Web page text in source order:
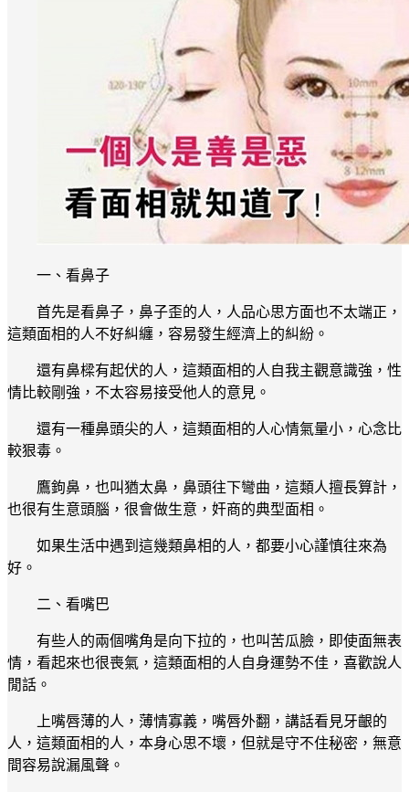
一、看鼻子
首先是看鼻子，鼻子歪的人，人品心思方面也不太端正，
這類面相的人不好糾纏，容易發生經濟上的糾紛。
還有鼻樑有起伏的人，這類面相的人自我主觀意識強，性
情比較剛強，不太容易接受他人的意見。
還有一種鼻頭尖的人，這類面相的人心情氣量小，心念比
較狠毒。
鷹鉤鼻，也叫猶太鼻，鼻頭往下彎曲，這類人擅長算計，
也很有生意頭腦，很會做生意，奸商的典型面相。
如果生活中遇到這幾類鼻相的人，都要小心謹慎往來為
好。
二、看嘴巴
有些人的兩個嘴角是向下拉的，也叫苦瓜臉，即使面無表
情，看起來也很喪氣，這類面相的人自身運勢不佳，喜歡說人
閒話。
上嘴唇薄的人，薄情寡義，嘴唇外翻，講話看見牙齦的
人，這類面相的人，本身心思不壞，但就是守不住秘密，無意
間容易說漏風聲。